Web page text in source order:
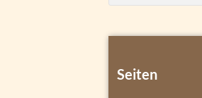
Seiten